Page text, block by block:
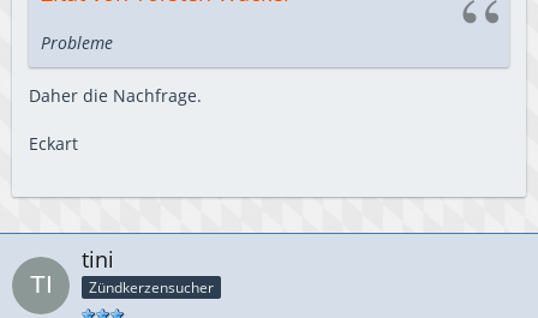
Probleme
Daher die Nachfrage.
Eckart
tini
Zündkerzensucher